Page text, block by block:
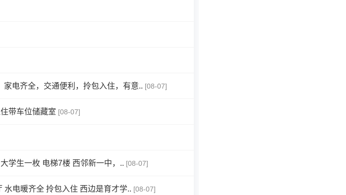
电齐全，交通便利，拎包入住，有意.. [08-07]
带车位储藏室 [08-07]
学生一枚 电梯7楼 西邻新一中，.. [08-07]
电暖齐全 拎包入住 西边是育才学.. [08-07]